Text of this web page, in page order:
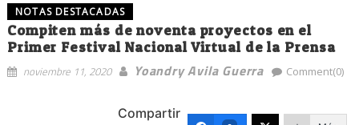
NOTAS DESTACADAS
Compiten más de noventa proyectos en el
Primer Festival Nacional Virtual de la Prensa
noviembre 11, 2020 Yoandry Avila Guerra Comment(0)
Compartir